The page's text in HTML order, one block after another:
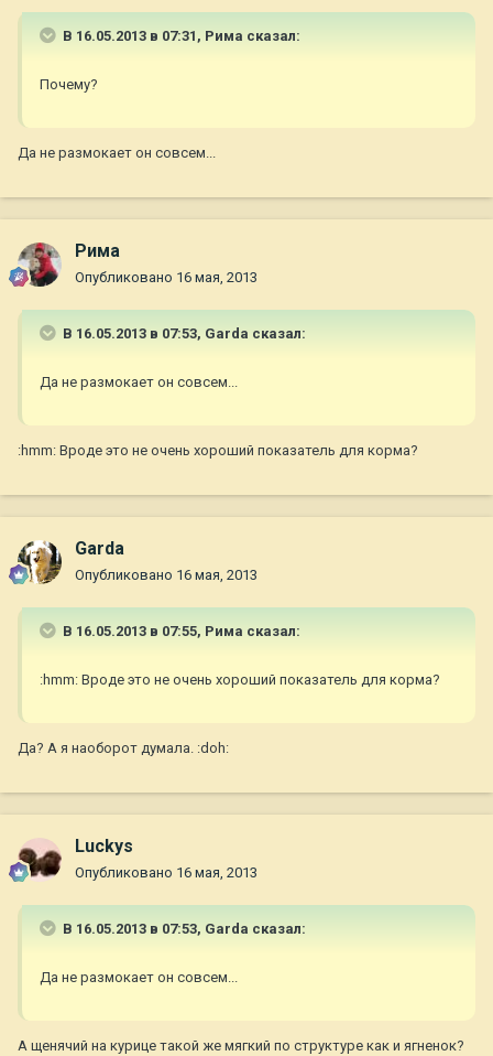
В 16.05.2013 в 07:31, Рима сказал:
Почему?
Да не размокает он совсем...
Рима
Опубликовано 16 мая, 2013
В 16.05.2013 в 07:53, Garda сказал:
Да не размокает он совсем...
:hmm: Вроде это не очень хороший показатель для корма?
Garda
Опубликовано 16 мая, 2013
В 16.05.2013 в 07:55, Рима сказал:
:hmm: Вроде это не очень хороший показатель для корма?
Да? А я наоборот думала. :doh:
Luckys
Опубликовано 16 мая, 2013
В 16.05.2013 в 07:53, Garda сказал:
Да не размокает он совсем...
А щенячий на курице такой же мягкий по структуре как и ягненок?